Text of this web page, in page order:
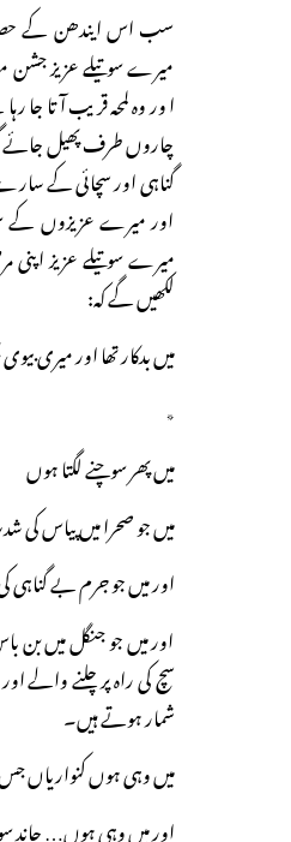
سب اس ایندھن کے
میرے سوتیلے عزیز جشن
اور وہ لمحہ قریب آتا
چاروں طرف پھیل جائے
گناہی اور سچائی کے
اور میرے عزیزوں کے
میرے سوتیلے عزیز
لکھیں گے کہ:
میں بدکار تھا اور میری
٭
میں پھر سوچنے لگتا ہوں
میں جو صحرا میں پیاس کی
اور میں جو جرم بے گناہی
اور میں جو جنگل میں
سچ کی راہ پر چلنے والے
شمار ہوتے ہیں۔
میں وہی ہوں کنواریاں
اور میں وہی ہوں…